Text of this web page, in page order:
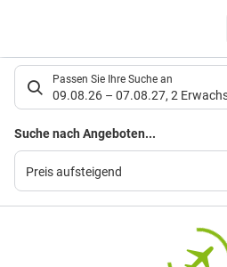
Suchlistenseite
Passen Sie Ihre Suche an
09.08.26 – 07.08.27, 2
Suche nach Angeboten...
Preis aufsteigend